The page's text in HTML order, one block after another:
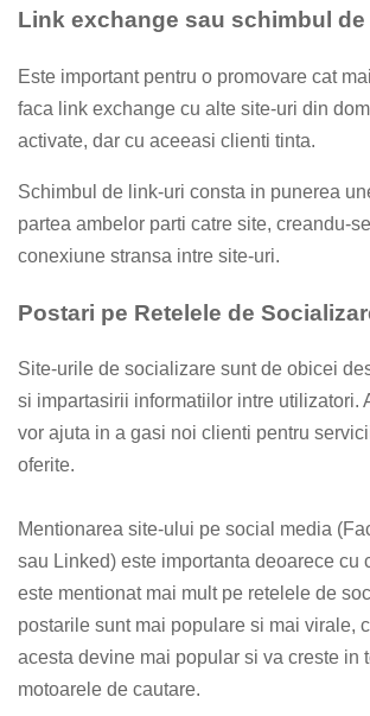
Link exchange sau schimbul
Este important pentru o promovare cat
faca link exchange cu alte site-uri din
activate, dar cu aceeasi clienti tinta.
Schimbul de link-uri consta in punerea
partea ambelor parti catre site, creandu-
conexiune stransa intre site-uri.
Postari pe Retelele de
Site-urile de socializare sunt de obicei
si impartasirii informatiilor intre utilizatori.
vor ajuta in a gasi noi clienti pentru
oferite.
Mentionarea site-ului pe social media
sau Linked) este importanta deoarece cu
este mentionat mai mult pe retelele de
postarile sunt mai populare si mai virale,
acesta devine mai popular si va creste in
motoarele de cautare.